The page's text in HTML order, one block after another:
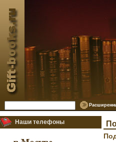
Наши телефоны